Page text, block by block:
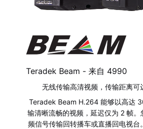
Teradek Beam - 来自 4990
无线传输高清视频，传输距离可
Teradek Beam H.264 能够以高达
输清晰流畅的视频，延迟仅为 2 帧
频信号传输回转播车或直播回电视台